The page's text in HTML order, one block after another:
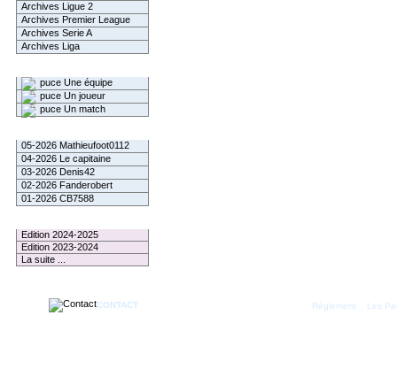
Archives Ligue 2
Archives Premier League
Archives Serie A
Archives Liga
Une équipe
Un joueur
Un match
05-2026 Mathieufoot0112
04-2026 Le capitaine
03-2026 Denis42
02-2026 Fanderobert
01-2026 CB7588
Edition 2024-2025
Edition 2023-2024
La suite ...
CONTACT Règlement Les